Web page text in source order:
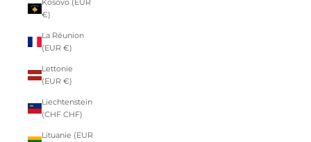
Kosovo (EUR
€)
La Réunion
(EUR €)
Lettonie
(EUR €)
Liechtenstein
(CHF CHF)
Lituanie (EUR